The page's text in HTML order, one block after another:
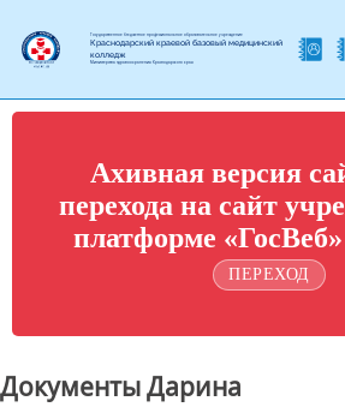
Государственное бюджетное профессиональное образовательное учреждение
Краснодарский краевой базовый медицинский
колледж
Министерства здравоохранения Краснодарского края
Ахивная версия
перехода на сайт
платформе
ПЕРЕХОД
Документы Дарина